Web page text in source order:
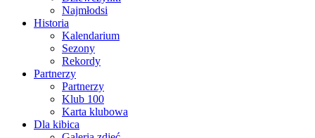
Najmłodsi
Historia
Kalendarium
Sezony
Rekordy
Partnerzy
Partnerzy
Klub 100
Karta klubowa
Dla kibica